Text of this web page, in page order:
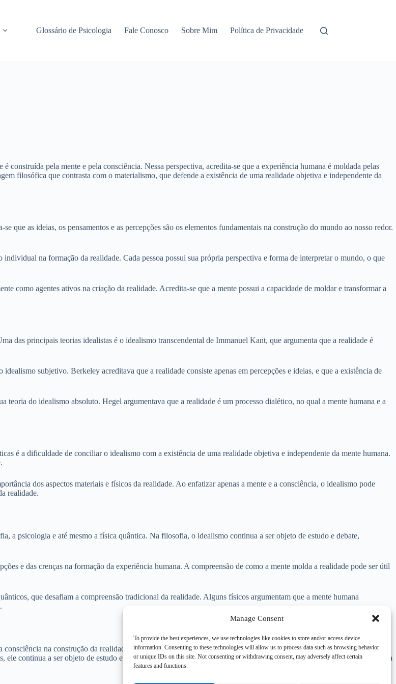
Manage Consent
To provide the best experiences, we use technologies like cookies to store and/or access device
information. Consenting to these technologies will allow us to process data such as browsing behavior
or unique IDs on this site. Not consenting or withdrawing consent, may adversely affect certain
features and functions.
Glossário de Psicologia Fale Conosco Sobre Mim Política de Privacidade
construída pela mente e pela consciência. Nessa perspectiva, acredita-se que a experiência humana é moldada pelas
filosófica que contrasta com o materialismo, que defende a existência de uma realidade objetiva e independente da
que as ideias, os pensamentos e as percepções são os elementos fundamentais na construção do mundo ao nosso redor.
na formação da realidade. Cada pessoa possui sua própria perspectiva e forma de interpretar o mundo, o que
como agentes ativos na criação da realidade. Acredita-se que a mente possui a capacidade de moldar e transformar a
das principais teorias idealistas é o idealismo transcendental de Immanuel Kant, que argumenta que a realidade é
subjetivo. Berkeley acreditava que a realidade consiste apenas em percepções e ideias, e que a existência de
do idealismo absoluto. Hegel argumentava que a realidade é um processo dialético, no qual a mente humana e a
é a dificuldade de conciliar o idealismo com a existência de uma realidade objetiva e independente da mente humana.
dos aspectos materiais e físicos da realidade. Ao enfatizar apenas a mente e a consciência, o idealismo pode
realidade.
a psicologia e até mesmo a física quântica. Na filosofia, o idealismo continua a ser objeto de estudo e debate,
e das crenças na formação da experiência humana. A compreensão de como a mente molda a realidade pode ser útil
que desafiam a compreensão tradicional da realidade. Alguns físicos argumentam que a mente humana
na construção da realidade. Acredita-se que a experiência humana é moldada pelas nossas percepções,
continua a ser objeto de estudo e debate em diversas áreas do conhecimento. A compreensão de como a mente molda